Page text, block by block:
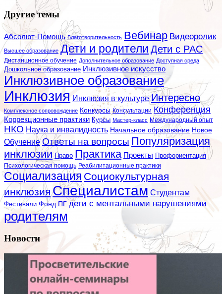
Другие темы
Абсолют-Помощь Благотворительность Вебинар Видеоролик
Высшее образование Дети и родители Дети с РАС
Дистанционное обучение Дополнительное образование Доступная среда
Дошкольное образование Инклюзивное искусство
Инклюзивное образование
Инклюзия Инклюзия в культуре Интересно
Комплексное сопровождение Конкурсы Консультации Конференция
Коррекционные практики Курсы Мастер-класс Международный опыт
НКО Наука и инвалидность Начальное образование Новое
Обучение Ответы на вопросы Популяризация
инклюзии Право Практика Проекты Профориентация
Психологическая помощь Реабилитационные практики
Социализация Социокультурная
инклюзия Специалистам Студентам
Фестивали Фонд ПГ дети с ментальными нарушениями
родителям
Новости